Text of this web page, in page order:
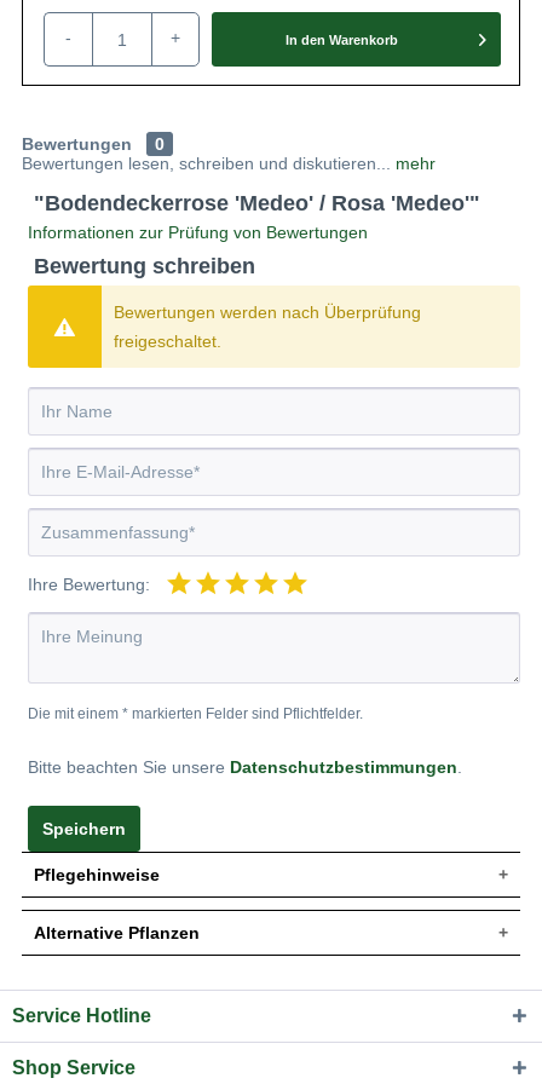
kleinen weißen Blüten, die einen zarten
rosafarbenen Schimmer tragen, zieht sie
äußerst hitzebeständig und kommt auch
in städtischen Umgebungen oder in der
- + In den Warenkorb
Bewertungen
0
Bewertungen lesen, schreiben und diskutieren...
mehr
"Bodendeckerrose 'Medeo' / Rosa 'Medeo'"
Informationen zur Prüfung von Bewertungen
Bewertung schreiben
Bewertungen werden nach Überprüfung
freigeschaltet.
Ihre Bewertung:
Die mit einem * markierten Felder sind Pflichtfelder.
Bitte beachten Sie unsere Datenschutzbestimmungen
Speichern
Pflegehinweise
Pflanz- und Pflegetipps Rosa 'Montana ®' /
Beetrose 'Montana'
Gartenpflanzen einen optimalen Start am neuen Standort
Alternative Pflanzen
Sie suchen eine Alternative?
In folgenden Kategorien finden Sie schöne Alternativen
Service Hotline
Shop Service